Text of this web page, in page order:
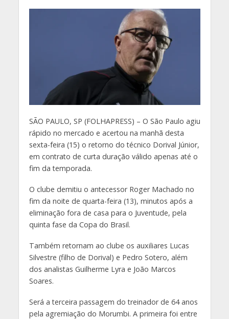
SÃO PAULO, SP (FOLHAPRESS) – O São Paulo agiu
rápido no mercado e acertou na manhã desta
sexta-feira (15) o retorno do técnico Dorival Júnior,
em contrato de curta duração válido apenas até o
fim da temporada.
O clube demitiu o antecessor Roger Machado no
fim da noite de quarta-feira (13), minutos após a
eliminação fora de casa para o Juventude, pela
quinta fase da Copa do Brasil.
Também retornam ao clube os auxiliares Lucas
Silvestre (filho de Dorival) e Pedro Sotero, além
dos analistas Guilherme Lyra e João Marcos
Soares.
Será a terceira passagem do treinador de 64 anos
pela agremiação do Morumbi. A primeira foi entre